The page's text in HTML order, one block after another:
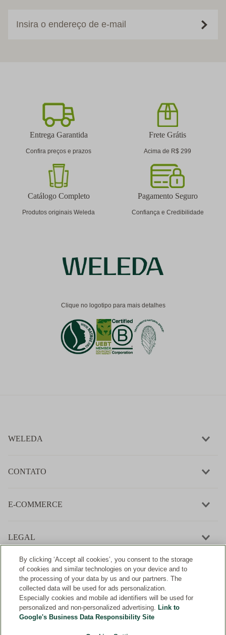
Insira o endereço de e-mail
Entrega Garantida
Confira preços e prazos
Frete Grátis
Acima de R$ 299
Catálogo Completo
Produtos originais Weleda
Pagamento Seguro
Confiança e Credibilidade
Clique no logotipo para mais detalhes
WELEDA
CONTATO
E-COMMERCE
LEGAL
Desenvolvimento:
By clicking ‘Accept all cookies’, you consent to the storage
of cookies and similar technologies on your device and to
the processing of your data by us and our partners. The
collected data will be used for ads personalization.
Especially cookies and mobile ad identifiers will be used for
personalized and non-personalized advertising. Link to
Google's Business Data Responsibility Site